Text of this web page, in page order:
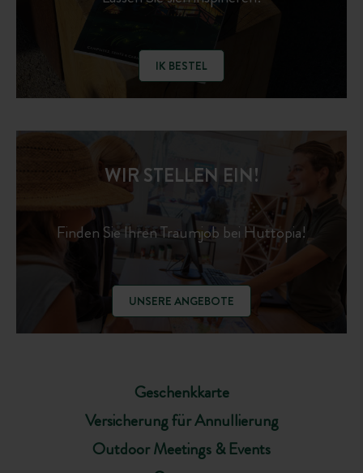
IK BESTEL
Geschenkkarte
Versicherung für Annullierung
Outdoor Meetings & Events
WIR STELLEN EIN!
Finden Sie Ihren Traumjob bei Huttopia!
UNSERE ANGEBOTE